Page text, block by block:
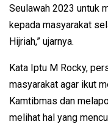
Seulawah 2023 untuk
kepada masyarakat
Hijriah,” ujarnya.
Kata Iptu M Rocky,
masyarakat agar ikut
Kamtibmas dan
melihat hal yang